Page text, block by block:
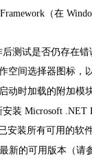
（在
测试是否仍存在错
空间选择器图标，
动时加载的附加模
安装 Microsoft .NET
安装所有可用的软
新的可用版本（请